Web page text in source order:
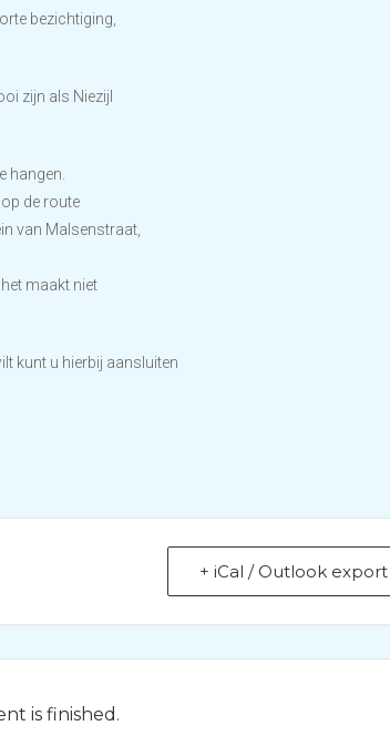
bezichtiging,
zijn als Niezijl
hangen.
de route
van Malsenstraat,
maakt niet
kunt u hierbij aansluiten
+ iCal / Outlook export
is finished.